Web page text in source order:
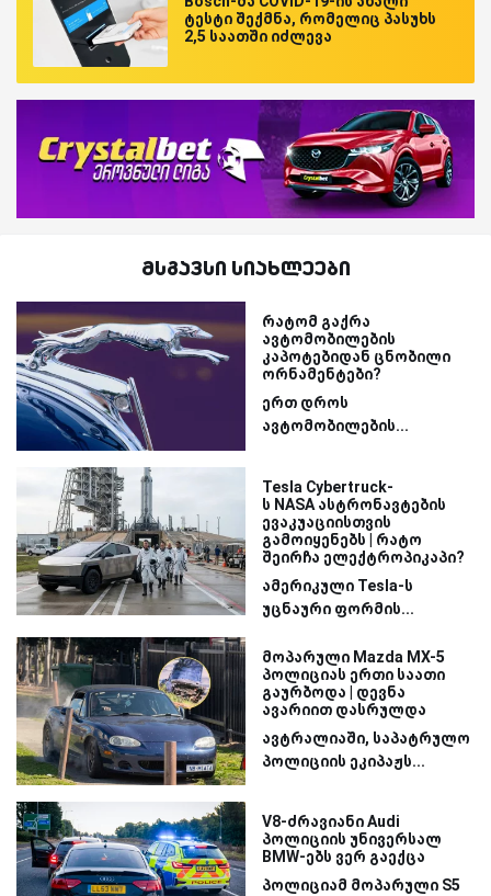
ტესტი შექმნა, რომელიც პასუხს
2,5 საათში იძლევა
მსგავსი სიახლეები
რატომ გაქრა
ავტომობილების
კაპოტებიდან ცნობილი
ორნამენტები?
ერთ დროს
ავტომობილების...
Tesla Cybertruck-
ს NASA ასტრონავტების
ევაკუაციისთვის
გამოიყენებს | რატო
შეირჩა ელექტროპიკაპი?
ამერიკული Tesla-ს
უცნაური ფორმის...
მოპარული Mazda MX-5
პოლიციას ერთი საათი
გაურბოდა | დევნა
ავარიით დასრულდა
ავტრალიაში, საპატრულო
პოლიციის ეკიპაჟს...
V8-ძრავიანი Audi
პოლიციის უნივერსალ
BMW-ებს ვერ გაექცა
პოლიციამ მოპარული S5